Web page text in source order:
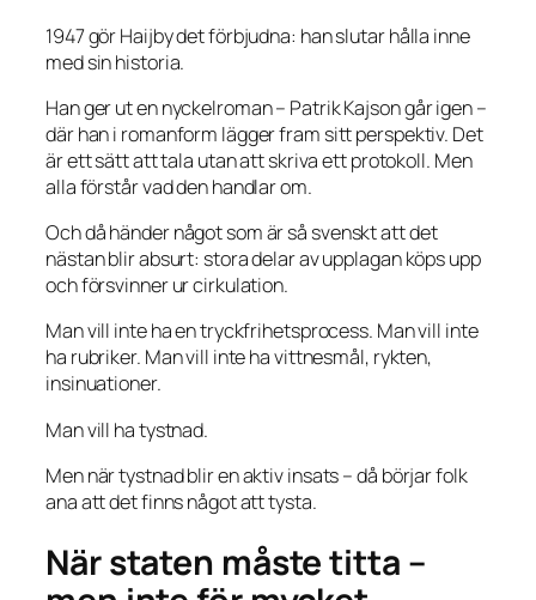
1947 gör Haijby det förbjudna: han slutar hålla inne
med sin historia.
Han ger ut en nyckelroman – Patrik Kajson går igen –
där han i romanform lägger fram sitt perspektiv. Det
är ett sätt att tala utan att skriva ett protokoll. Men
alla förstår vad den handlar om.
Och då händer något som är så svenskt att det
nästan blir absurt: stora delar av upplagan köps upp
och försvinner ur cirkulation.
Man vill inte ha en tryckfrihetsprocess. Man vill inte
ha rubriker. Man vill inte ha vittnesmål, rykten,
insinuationer.
Man vill ha tystnad.
Men när tystnad blir en aktiv insats – då börjar folk
ana att det finns något att tysta.
När staten måste titta –